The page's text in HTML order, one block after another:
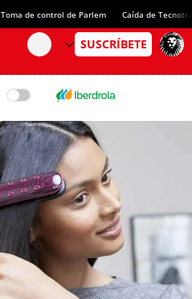
Toma de control de Parlem Caída de